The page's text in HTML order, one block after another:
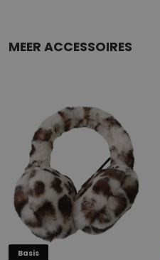
MEER ACCESSOIRES
Basis